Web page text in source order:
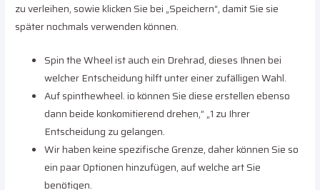
zu verleihen, sowie klicken Sie bei „Speichern“, damit Sie sie
später nochmals verwenden können.
Spin the Wheel ist auch ein Drehrad, dieses Ihnen bei
welcher Entscheidung hilft unter einer zufälligen Wahl.
Auf spinthewheel. io können Sie diese erstellen ebenso
dann beide konkomitierend drehen,” „1 zu Ihrer
Entscheidung zu gelangen.
Wir haben keine spezifische Grenze, daher können Sie so
ein paar Optionen hinzufügen, auf welche art Sie
benötigen.